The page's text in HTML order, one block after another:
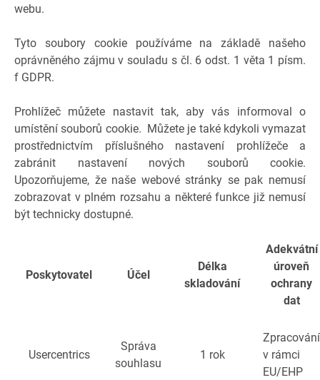
webu.
Tyto soubory cookie používáme na základě našeho
oprávněného zájmu v souladu s čl. 6 odst. 1 věta 1 písm.
f GDPR.
Prohlížeč můžete nastavit tak, aby vás informoval o
umístění souborů cookie. Můžete je také kdykoli vymazat
prostřednictvím příslušného nastavení prohlížeče a
zabránit nastavení nových souborů cookie.
Upozorňujeme, že naše webové stránky se pak nemusí
zobrazovat v plném rozsahu a některé funkce již nemusí
být technicky dostupné.
Poskytovatel Účel
Délka
skladování
Adekvátní
úroveň
ochrany
dat
Usercentrics
Správa
souhlasu
1 rok
Zpracování
v rámci
EU/EHP